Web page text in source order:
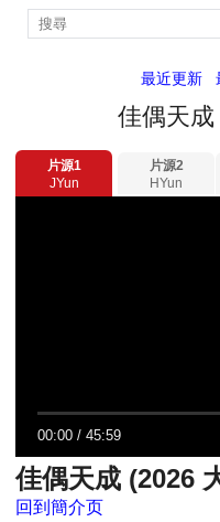
最近更新
佳偶天
片源1
JYun
片源2
HYun
00:00 /45:59
佳偶天成 (2026
回到簡介页